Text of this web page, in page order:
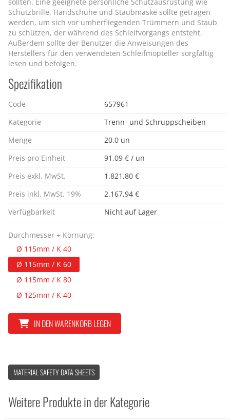
Schutzbrille, Handschuhe und Staubmaske sollte getragen
werden, um sich vor umherfliegenden Trümmern und Staub
zu schützen, der während des Schleifvorgangs entsteht.
Außerdem sollte der Benutzer die Anweisungen des
Herstellers für den verwendeten Schleifmopteller sorgfältig
lesen und befolgen.
Spezifikation
Code
657961
Kategorie
Trenn- und Schruppscheiben
Menge
20.0 un
Preis pro Einheit
91,09 € / un
Preis exkl. MwSt.
1.821,80 €
Preis inkl. MwSt. 19%
2.167,94 €
Verfügbarkeit
Nicht auf Lager
Durchmesser + Körnung:
Ø 115mm / K 40
Ø 115mm / K 60
Ø 115mm / K 80
Ø 125mm / K 40
IN DEN WARENKORB LEGEN
MATERIAL SAFETY DATA SHEETS
Weitere Produkte in der Kategorie